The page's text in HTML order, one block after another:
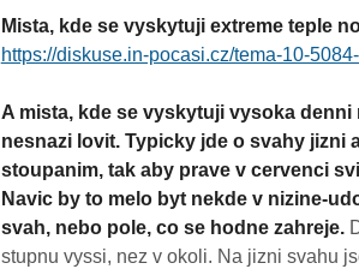
Mista, kde se vyskytuji extreme teple
https://diskuse.in-pocasi.cz/tema-10-
A mista, kde se vyskytuji vysoka denni
nesnazi lovit. Typicky jde o svahy jizni
stoupanim, tak aby prave v cervenci
Navic by to melo byt nekde v nizine-
svah, nebo pole, co se hodne zahreje.
stupnu vyssi, nez v okoli. Na jizni svahu